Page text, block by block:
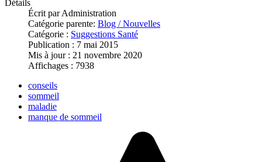
Détails
Écrit parAdministration
Catégorie parente: Blog / Nouvelles
Catégorie : Suggestions Santé
Publication : 7 mai 2015
Mis à jour : 21 novembre 2020
Affichages : 7938
conseils
sommeil
maladie
manque de sommeil